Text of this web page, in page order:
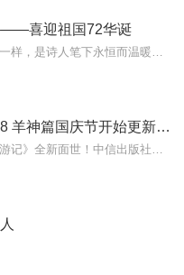
——喜迎祖国72华诞
小猪屏蓬十二生肖神8 羊神篇国庆节开始更新啦！